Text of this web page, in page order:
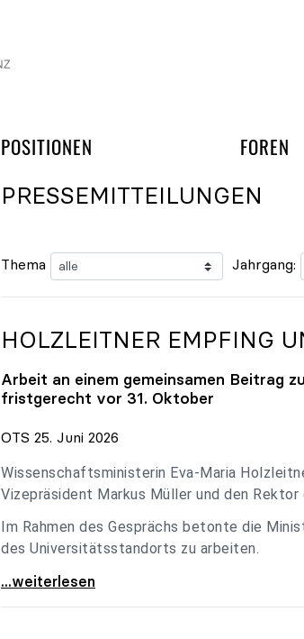
POSITIONEN FOREN
PRESSEMITTEILUNGEN
Thema Jahrgang:
HOLZLEITNER EMPFING
Arbeit an einem gemeinsamen Beitrag
fristgerecht vor 31. Oktober
OTS 25. Juni 2026
Wissenschaftsministerin Eva-Maria
Vizepräsident Markus Müller und den
Im Rahmen des Gesprächs betonte die
des Universitätsstandorts zu arbeiten.
Holzleitner empfing uniko-Spitze zum
...weiterlesen